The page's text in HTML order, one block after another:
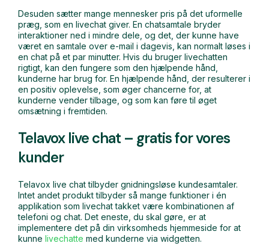
Desuden sætter mange mennesker pris på det uformelle
præg, som en livechat giver. En chatsamtale bryder
interaktioner ned i mindre dele, og det, der kunne have
været en samtale over e-mail i dagevis, kan normalt løses i
en chat på et par minutter. Hvis du bruger livechatten
rigtigt, kan den fungere som den hjælpende hånd,
kunderne har brug for. En hjælpende hånd, der resulterer i
en positiv oplevelse, som øger chancerne for, at
kunderne vender tilbage, og som kan føre til øget
omsætning i fremtiden.
Telavox live chat – gratis for vores
kunder
Telavox live chat tilbyder gnidningsløse kundesamtaler.
Intet andet produkt tilbyder så mange funktioner i én
applikation som livechat takket være kombinationen af
telefoni og chat. Det eneste, du skal gøre, er at
implementere det på din virksomheds hjemmeside for at
kunne livechatte med kunderne via widgetten.